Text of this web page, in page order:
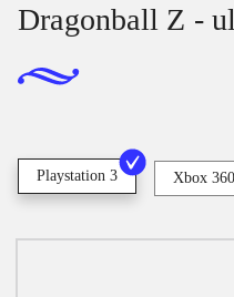
Dragonball Z -
Playstation 3 Xbox 360